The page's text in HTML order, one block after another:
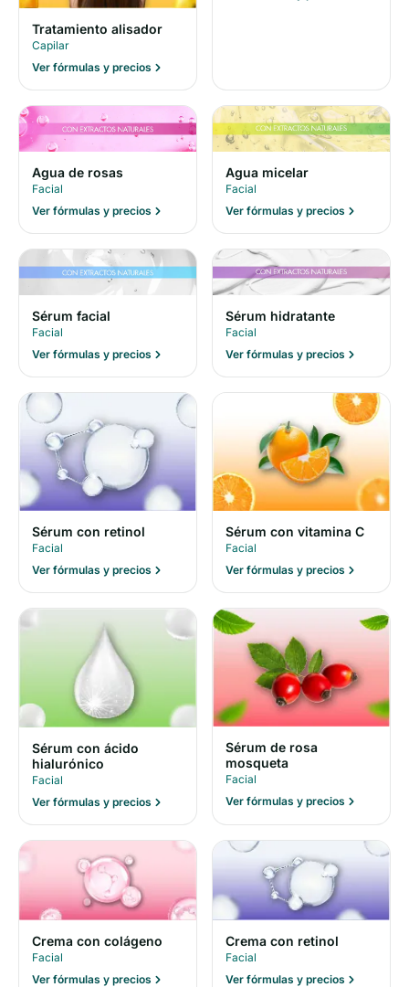
Tratamiento alisador
Capilar
Ver fórmulas y precios
Agua de rosas
Facial
Ver fórmulas y precios
Agua micelar
Facial
Ver fórmulas y precios
Sérum facial
Facial
Ver fórmulas y precios
Sérum hidratante
Facial
Ver fórmulas y precios
Sérum con retinol
Facial
Ver fórmulas y precios
Sérum con vitamina C
Facial
Ver fórmulas y precios
Sérum con ácido
hialurónico
Facial
Ver fórmulas y precios
Sérum de rosa
mosqueta
Facial
Ver fórmulas y precios
Crema con colágeno
Facial
Ver fórmulas y precios
Crema con retinol
Facial
Ver fórmulas y precios